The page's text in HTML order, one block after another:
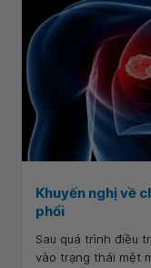
Khuyến nghị về
phổi
Sau quá trình điều
vào trạng thái mệt